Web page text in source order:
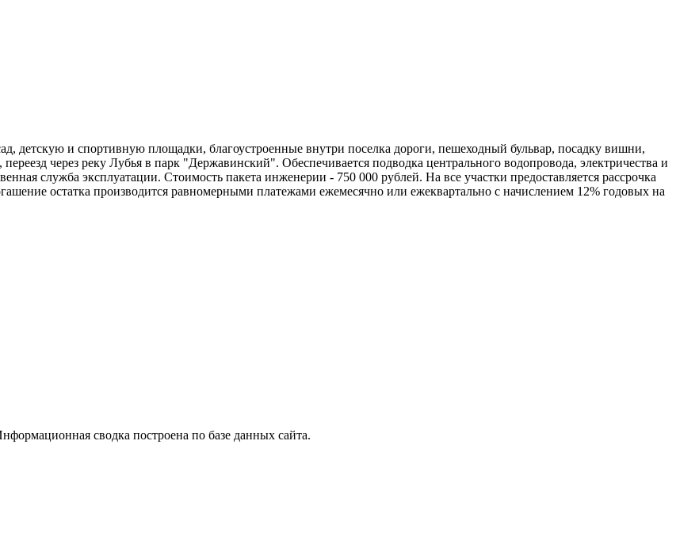
детскую и спортивную площадки, благоустроенные внутри поселка дороги, пешеходный бульвар, посадку вишни,
через реку Лубья в парк "Державинский". Обеспечивается подводка центрального водопровода, электричества и
служба эксплуатации. Стоимость пакета инженерии - 750 000 рублей. На все участки предоставляется рассрочка
остатка производится равномерными платежами ежемесячно или ежеквартально с начислением 12% годовых на
сводка построена по базе данных сайта.